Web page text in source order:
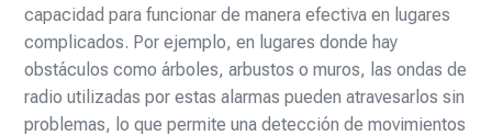
capacidad para funcionar de manera efectiva en lugares
complicados. Por ejemplo, en lugares donde hay
obstáculos como árboles, arbustos o muros, las ondas de
radio utilizadas por estas alarmas pueden atravesarlos sin
problemas, lo que permite una detección de movimientos